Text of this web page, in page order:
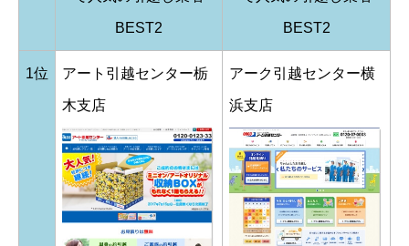
BEST2 BEST2
1位 アート引越センター栃
木支店
アーク引越センター横
浜支店